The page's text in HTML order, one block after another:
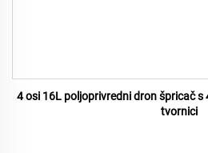
4 osi 16L poljoprivredni dron špricač s
tvornici